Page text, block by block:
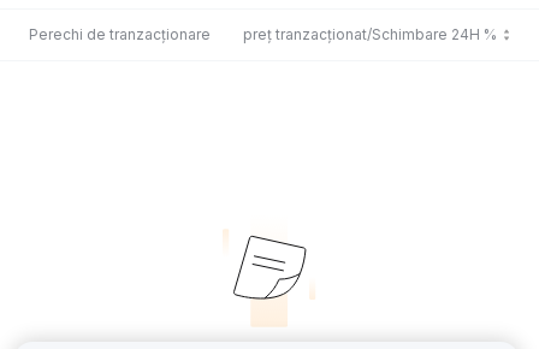
Perechi de tranzacționareUltimul preț tranzacționat/Schimbare 24H %